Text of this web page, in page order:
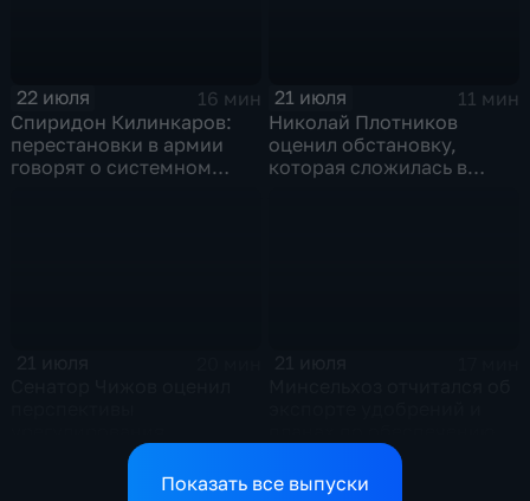
22 июля
16 мин
Спиридон Килинкаров:
перестановки в армии
говорят о системном
21 июля
11 мин
Николай Плотников
оценил обстановку,
которая сложилась в
конфликтов на Ближнем
Востоке и диалог с
аграриев топливом
Показать все выпуски